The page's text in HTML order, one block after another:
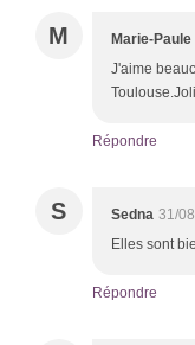
M Marie-Paule
J'aime
Répondre
S Sedna 31/
Elles sont
Répondre